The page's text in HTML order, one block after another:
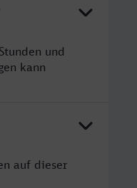
und
kann
auf dieser